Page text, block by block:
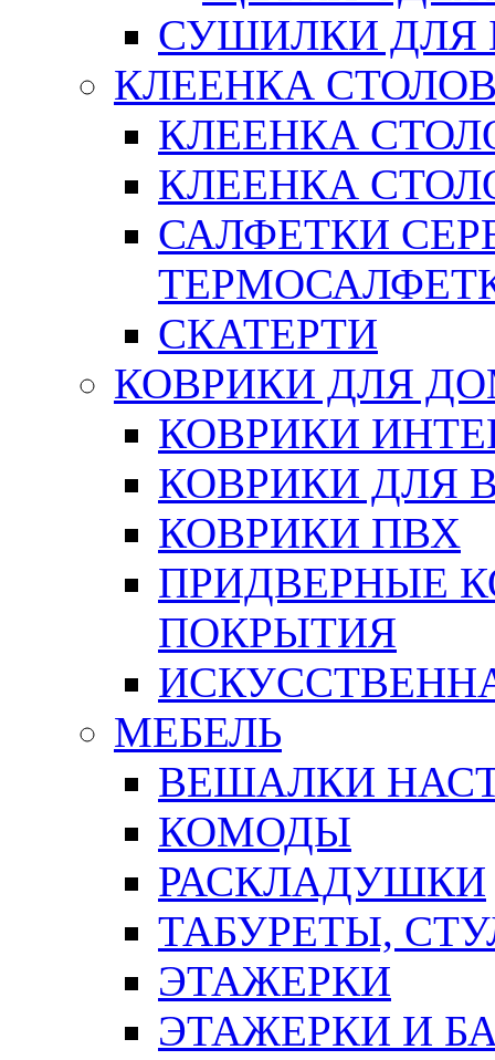
СУШИЛКИ ДЛЯ
КЛЕЕНКА
КЛЕЕНКА
КЛЕЕНКА
САЛФЕТКИ
СКАТЕРТИ
КОВРИКИ ДЛЯ
КОВРИКИ
КОВРИКИ ДЛЯ
КОВРИКИ ПВХ
ПРИДВЕРНЫЕ
ПОКРЫТИЯ
МЕБЕЛЬ
ВЕШАЛКИ
КОМОДЫ
РАСКЛАДУШКИ
ТАБУРЕТЫ,
ЭТАЖЕРКИ
ЭТАЖЕРКИ И